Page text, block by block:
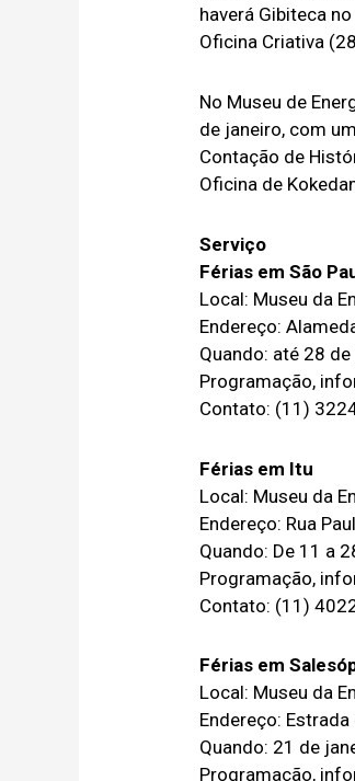
haverá Gibiteca
Oficina Criativa
No Museu de
de janeiro, com
Contação de
Oficina de
Serviço
Férias em São
Local: Museu da
Endereço:
Quando: até 28
Programação,
Contato: (11)
Férias em Itu
Local: Museu da
Endereço: Rua
Quando: De 11 a
Programação,
Contato: (11)
Férias em
Local: Museu da
Endereço:
Quando: 21 de
Programação,